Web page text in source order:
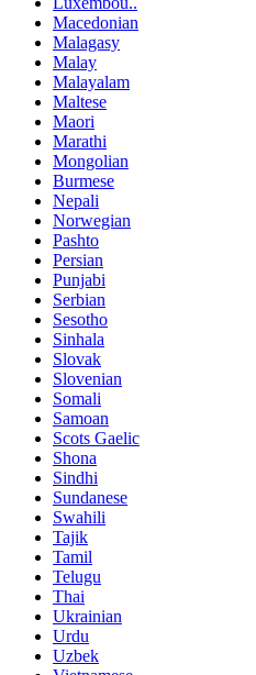
Macedonian
Malagasy
Malay
Malayalam
Maltese
Maori
Marathi
Mongolian
Burmese
Nepali
Norwegian
Pashto
Persian
Punjabi
Serbian
Sesotho
Sinhala
Slovak
Slovenian
Somali
Samoan
Scots Gaelic
Shona
Sindhi
Sundanese
Swahili
Tajik
Tamil
Telugu
Thai
Ukrainian
Urdu
Uzbek